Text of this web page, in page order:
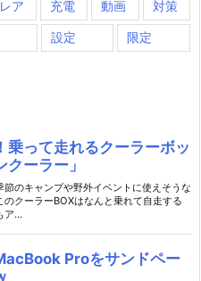
レア 充電 動画 対策
設定 限定